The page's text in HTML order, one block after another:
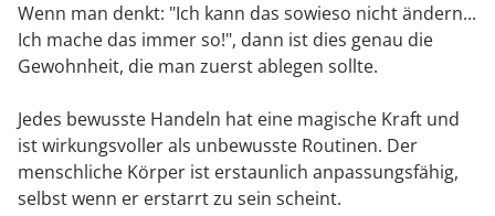
Wenn man denkt: "Ich kann das sowieso nicht ändern...
Ich mache das immer so!", dann ist dies genau die
Gewohnheit, die man zuerst ablegen sollte.
Jedes bewusste Handeln hat eine magische Kraft und
ist wirkungsvoller als unbewusste Routinen. Der
menschliche Körper ist erstaunlich anpassungsfähig,
selbst wenn er erstarrt zu sein scheint.